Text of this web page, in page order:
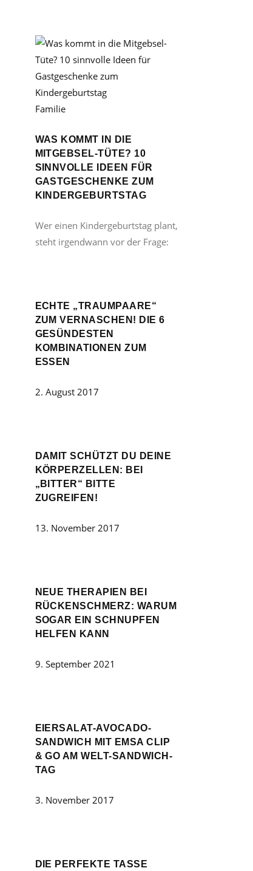
Familie
WAS KOMMT IN DIE
MITGEBSEL-TÜTE? 10
SINNVOLLE IDEEN FÜR
GASTGESCHENKE ZUM
KINDERGEBURTSTAG
Wer einen Kindergeburtstag plant,
steht irgendwann vor der Frage:
ECHTE „TRAUMPAARE“
ZUM VERNASCHEN! DIE 6
GESÜNDESTEN
KOMBINATIONEN ZUM
ESSEN
2. August 2017
DAMIT SCHÜTZT DU DEINE
KÖRPERZELLEN: BEI
„BITTER“ BITTE
ZUGREIFEN!
13. November 2017
NEUE THERAPIEN BEI
RÜCKENSCHMERZ: WARUM
SOGAR EIN SCHNUPFEN
HELFEN KANN
9. September 2021
EIERSALAT-AVOCADO-
SANDWICH MIT EMSA CLIP
& GO AM WELT-SANDWICH-
TAG
3. November 2017
DIE PERFEKTE TASSE